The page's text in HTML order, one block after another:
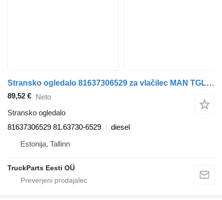
Stransko ogledalo 81637306529 za vlačilec MAN TGL, TGM, TGS, TGX (2005-2021)
89,52 € Neto
Stransko ogledalo
81637306529 81.63730-6529
diesel
Estonija, Tallinn
TruckParts Eesti OÜ